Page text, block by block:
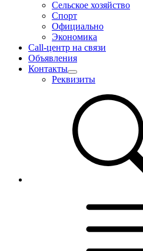
Сельское хозяйство
Спорт
Официально
Экономика
Call-центр на связи
Объявления
Контакты
Реквизиты